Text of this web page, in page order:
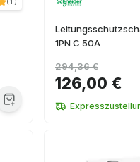
1PN C 50A
126,00 €
294,36 €